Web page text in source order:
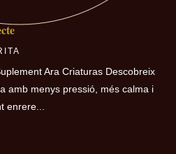
Ara Criaturas Descobreix
amb menys pressió, més calma i
enrere...